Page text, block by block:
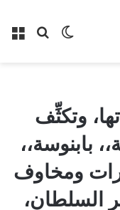
بحث الوضع
وتكثِّف
بابنوسة،،
ومخاوف
السلطان،